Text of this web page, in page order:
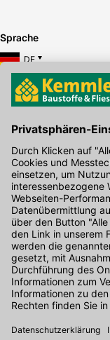
Sprache
DE
Hier gibt's die
Kontakt
Unser Onlineshop
Uhr unter der
Alternativ können Sie
Den Kontakt direkt in